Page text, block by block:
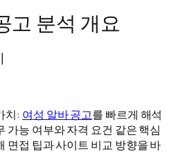
고 분석 개요
치: 여성 알바 공고를 빠르게 해석
가능 여부와 자격 요건 같은 핵심
면접 팁과 사이트 비교 방향을 바